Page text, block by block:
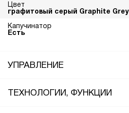
Цвет
графитовый серый Graphite Grey
Капучинатор
Есть
УПРАВЛЕНИЕ
ТЕХНОЛОГИИ, ФУНКЦИИ